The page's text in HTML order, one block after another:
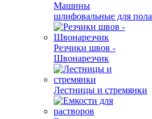
Машины
шлифовальные для пола
Резчики швов -
Швонарезчик
Лестницы и стремянки